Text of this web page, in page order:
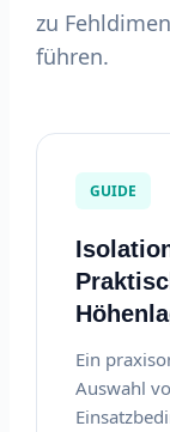
zu
führen.
GUIDE
Ein
Auswahl